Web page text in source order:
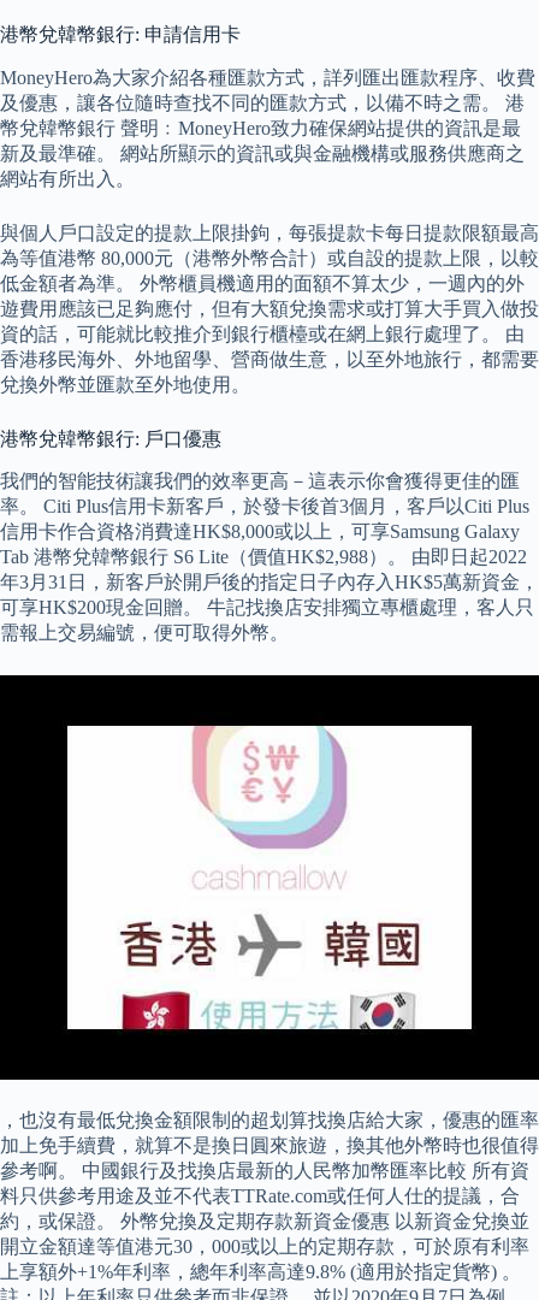
港幣兌韓幣銀行: 申請信用卡
MoneyHero為大家介紹各種匯款方式，詳列匯出匯款程序、收費
及優惠，讓各位隨時查找不同的匯款方式，以備不時之需。 港
幣兌韓幣銀行 聲明﹕MoneyHero致力確保網站提供的資訊是最
新及最準確。 網站所顯示的資訊或與金融機構或服務供應商之
網站有所出入。
與個人戶口設定的提款上限掛鉤，每張提款卡每日提款限額最高
為等值港幣 80,000元（港幣外幣合計）或自設的提款上限，以較
低金額者為準。 外幣櫃員機適用的面額不算太少，一週內的外
遊費用應該已足夠應付，但有大額兌換需求或打算大手買入做投
資的話，可能就比較推介到銀行櫃檯或在網上銀行處理了。 由
香港移民海外、外地留學、營商做生意，以至外地旅行，都需要
兌換外幣並匯款至外地使用。
港幣兌韓幣銀行: 戶口優惠
我們的智能技術讓我們的效率更高－這表示你會獲得更佳的匯
率。 Citi Plus信用卡新客戶，於發卡後首3個月，客戶以Citi Plus
信用卡作合資格消費達HK$8,000或以上，可享Samsung Galaxy
Tab 港幣兌韓幣銀行 S6 Lite（價值HK$2,988）。 由即日起2022
年3月31日，新客戶於開戶後的指定日子內存入HK$5萬新資金，
可享HK$200現金回贈。 牛記找換店安排獨立專櫃處理，客人只
需報上交易編號，便可取得外幣。
，也沒有最低兌換金額限制的超划算找換店給大家，優惠的匯率
加上免手續費，就算不是換日圓來旅遊，換其他外幣時也很值得
參考啊。 中國銀行及找換店最新的人民幣加幣匯率比較 所有資
料只供參考用途及並不代表TTRate.com或任何人仕的提議，合
約，或保證。 外幣兌換及定期存款新資金優惠 以新資金兌換並
開立金額達等值港元30，000或以上的定期存款，可於原有利率
上享額外+1%年利率，總年利率高達9.8% (適用於指定貨幣) 。